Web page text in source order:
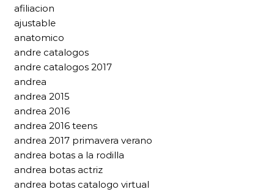
afiliacion
ajustable
anatomico
andre catalogos
andre catalogos 2017
andrea
andrea 2015
andrea 2016
andrea 2016 teens
andrea 2017 primavera verano
andrea botas a la rodilla
andrea botas actriz
andrea botas catalogo virtual